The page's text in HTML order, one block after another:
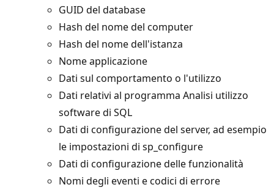
GUID del database
Hash del nome del computer
Hash del nome dell'istanza
Nome applicazione
Dati sul comportamento o l'utilizzo
Dati relativi al programma Analisi utilizzo
software di SQL
Dati di configurazione del server, ad esempio
le impostazioni di sp_configure
Dati di configurazione delle funzionalità
Nomi degli eventi e codici di errore